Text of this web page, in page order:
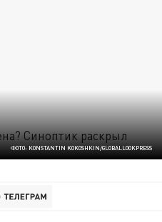
ФОТО: KONSTANTIN KOKOSHKIN/GLOBALLOOKPRESS